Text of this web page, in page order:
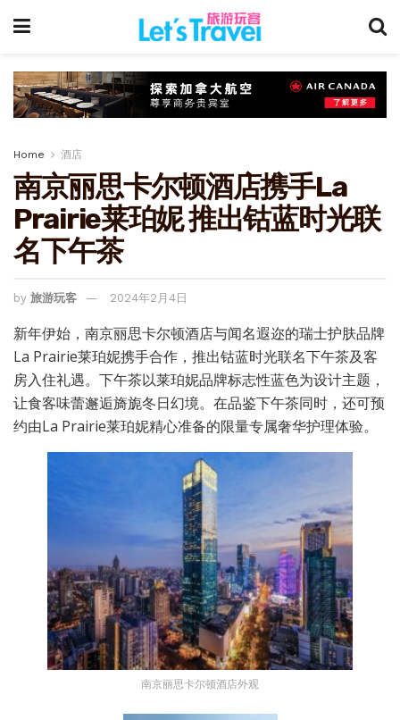
Home 酒店
南京丽思卡尔顿酒店携手La
Prairie莱珀妮 推出钴蓝时光联
名下午茶
by 旅游玩客 2024年2月4日
新年伊始，南京丽思卡尔顿酒店与闻名遐迩的瑞士护肤品牌
La Prairie莱珀妮携手合作，推出钴蓝时光联名下午茶及客
房入住礼遇。下午茶以莱珀妮品牌标志性蓝色为设计主题，
让食客味蕾邂逅旖旎冬日幻境。在品鉴下午茶同时，还可预
约由La Prairie莱珀妮精心准备的限量专属奢华护理体验。
南京丽思卡尔顿酒店外观